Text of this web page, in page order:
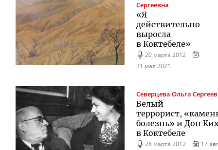
Сергеевна
«Я
действительно
выросла
в Коктебеле»
20 марта 2012
31 мая 2021
Северцева Ольга
Белый-
террорист,
болезнь» и Дон
в Коктебеле
28 марта 2012
17